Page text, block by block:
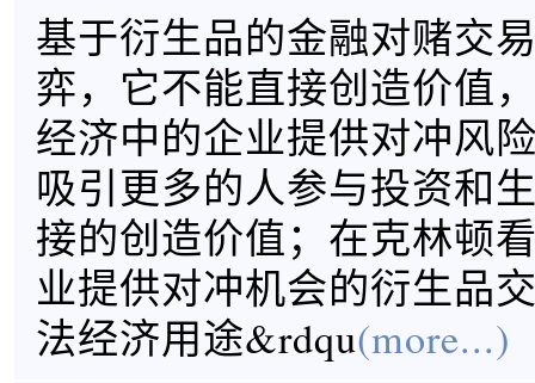
基于衍生品的金融对赌交
弈，它不能直接创造价值
经济中的企业提供对冲风
吸引更多的人参与投资和
接的创造价值；在克林顿
业提供对冲机会的衍生品
法经济用途&rdqu(more...)